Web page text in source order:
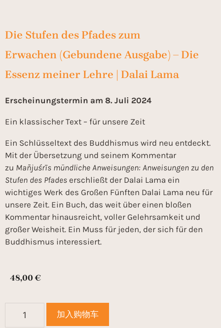
Die Stufen des Pfades zum
Erwachen (Gebundene Ausgabe) – Die
Essenz meiner Lehre | Dalai Lama
Erscheinungstermin am 8. Juli 2024
Ein klassischer Text – für unsere Zeit
Ein Schlüsseltext des Buddhismus wird neu entdeckt.
Mit der Übersetzung und seinem Kommentar
zu Mañjuśrīs mündliche Anweisungen: Anweisungen zu den
Stufen des Pfades erschließt der Dalai Lama ein
wichtiges Werk des Großen Fünften Dalai Lama neu für
unsere Zeit. Ein Buch, das weit über einen bloßen
Kommentar hinausreicht, voller Gelehrsamkeit und
großer Weisheit. Ein Muss für jeden, der sich für den
Buddhismus interessiert.
48,00 €
加入购物车